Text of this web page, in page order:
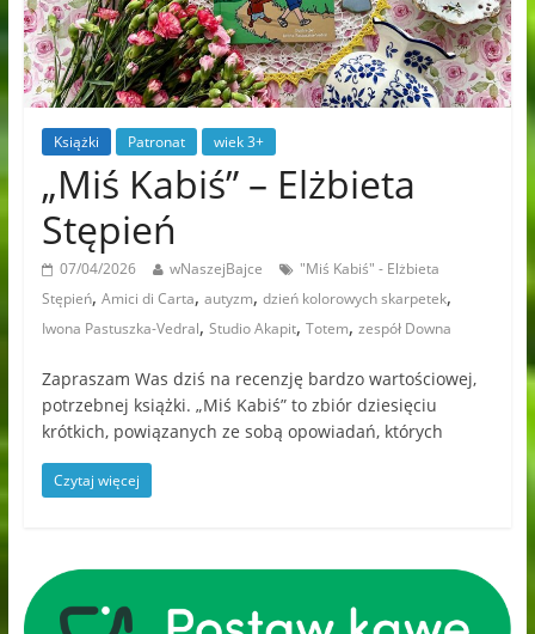
Książki Patronat wiek 3+
„Miś Kabiś” – Elżbieta
Stępień
07/04/2026 wNaszejBajce
"Miś Kabiś" - Elżbieta
Stępień, Amici di Carta, autyzm, dzień kolorowych skarpetek,
Iwona Pastuszka-Vedral, Studio Akapit, Totem, zespół Downa
Zapraszam Was dziś na recenzję bardzo wartościowej,
potrzebnej książki. „Miś Kabiś” to zbiór dziesięciu
krótkich, powiązanych ze sobą opowiadań, których
Czytaj więcej